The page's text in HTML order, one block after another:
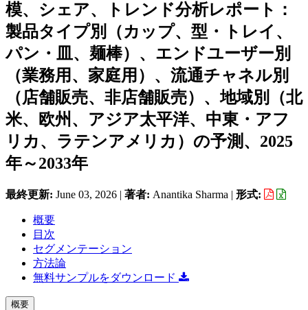
模、シェア、トレンド分析レポート：
製品タイプ別（カップ、型・トレイ、
パン・皿、麺棒）、エンドユーザー別
（業務用、家庭用）、流通チャネル別
（店舗販売、非店舗販売）、地域別（北
米、欧州、アジア太平洋、中東・アフ
リカ、ラテンアメリカ）の予測、2025
年～2033年
最終更新: June 03, 2026 | 著者: Anantika Sharma | 形式:
概要
目次
セグメンテーション
方法論
無料サンプルをダウンロード
概要